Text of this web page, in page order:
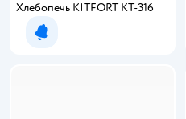
Хлебопечь KITFORT КТ-316
Уведомить о появлении